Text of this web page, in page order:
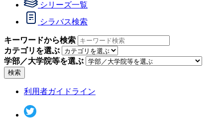
シリーズ一覧
シラバス検索
キーワードから検索
カテゴリを選ぶ
学部／大学院等を選ぶ
検索
利用者ガイドライン